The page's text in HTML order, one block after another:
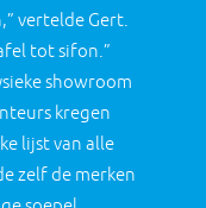
vertelde Gert.
tot sifon.”
showroom
kregen
lijst van alle
zelf de merken